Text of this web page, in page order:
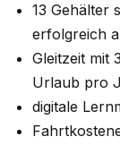
13 Gehälter
erfolgreich
Gleitzeit mit
Urlaub pro
digitale